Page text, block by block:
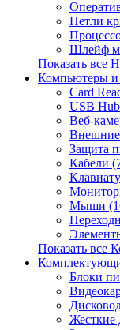
Петли
Шлейф
Показать все
Компьютеры и
Card
USB
Веб-
Внешние
Защита
Кабели
Мыши
Показать все
Блоки
Жесткие